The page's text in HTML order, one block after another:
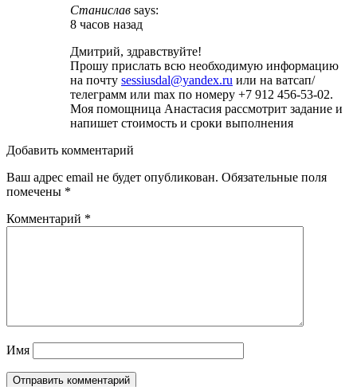
Станислав says:
8 часов назад
Дмитрий, здравствуйте!
Прошу прислать всю необходимую информацию
на почту sessiusdal@yandex.ru или на ватсап/
телеграмм или max по номеру +7 912 456-53-02.
Моя помощница Анастасия рассмотрит задание и
напишет стоимость и сроки выполнения
Добавить комментарий
Ваш адрес email не будет опубликован. Обязательные поля
помечены *
Комментарий *
Имя